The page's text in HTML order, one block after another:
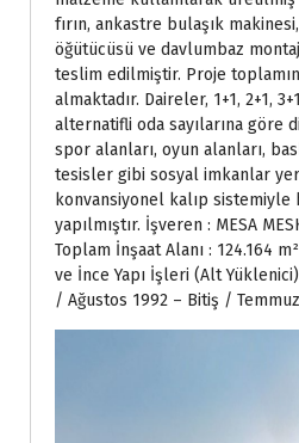
fırın, ankastre bulaşık
öğütücüsü ve davlumbaz
teslim edilmiştir. Proje
almaktadır. Daireler, 1+1, 2+1,
alternatifli oda sayılarına göre
spor alanları, oyun alanları,
tesisler gibi sosyal imkanlar
konvansiyonel kalıp
yapılmıştır. İşveren : MESA
Toplam İnşaat Alanı : 124.164
ve İnce Yapı İşleri (Alt
/ Ağustos 1992 – Bitiş /